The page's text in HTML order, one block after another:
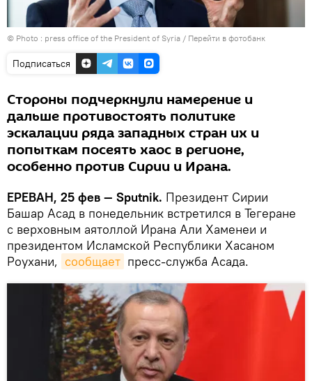
© Photo : press office of the President of Syria / Перейти в фотобанк
Подписаться
Стороны подчеркнули намерение и
дальше противостоять политике
эскалации ряда западных стран их и
попыткам посеять хаос в регионе,
особенно против Сирии и Ирана.
ЕРЕВАН, 25 фев — Sputnik. Президент Сирии
Башар Асад в понедельник встретился в Тегеране
с верховным аятоллой Ирана Али Хаменеи и
президентом Исламской Республики Хасаном
Роухани, сообщает пресс-служба Асада.